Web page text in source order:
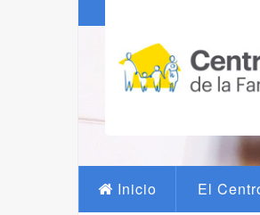
Inicio El